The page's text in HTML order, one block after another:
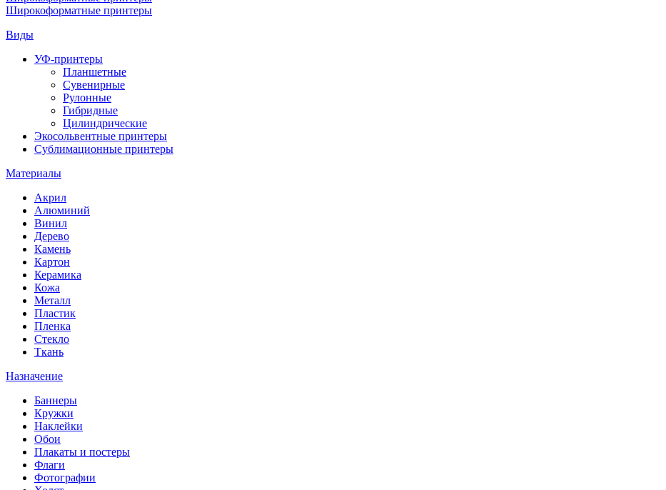
Широкоформатные принтеры
Виды
УФ-принтеры
Планшетные
Сувенирные
Рулонные
Гибридные
Цилиндрические
Экосольвентные принтеры
Сублимационные принтеры
Материалы
Акрил
Алюминий
Винил
Дерево
Камень
Картон
Керамика
Кожа
Металл
Пластик
Пленка
Стекло
Ткань
Назначение
Баннеры
Кружки
Наклейки
Обои
Плакаты и постеры
Флаги
Фотографии